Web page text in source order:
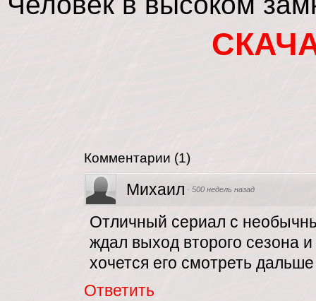
Комментарии (1)
Михаил · 500 недель назад
Отличный сериал с
ждал выход второго сезона
хочется его смотреть
Ответить